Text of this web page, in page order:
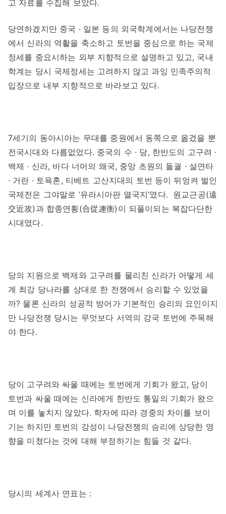
고 자료를 수집해 보았다.
당연하겠지만 중국 · 일본 등의 외국학계에서는 나당전쟁
에서 신라의 역활을 축소하고 토번을 중심으로 하는 국제
정세를 중요시하는 외부 지향적으로 설명하고 있고, 국내
학계는 당시 국제정세는 고려하지 않고 과잉 민족주의적
입장으로 내부 지향적으로 바라보고 있다.
7세기의 동아시아는 무대를 중원에서 동쪽으로 옮겼을 뿐
전국시대와 다름없었다. 중국의 수 · 당, 한반도의 고구려 ·
백제 · 신라, 바다 너머의 왜국, 중앙 초원의 돌궐 · 설연타
· 거란 · 토욕혼, 티베트 고산지대의 토번 등이 뒤엉켜 벌인
국제전은 그야말로 ‘유라시아판 열국지’였다. 원교근공(遠
交近攻)과 합종연횡(合從連衡)이 되풀이되는 복잡다단한
시대였다.
당의 지원으로 백제와 고구려를 물리친 신라가 어떻게 세
계 최강 당나라를 상대로 한 전쟁에서 승리할 수 있었을
까? 물론 신라의 성공적 방어가 기본적인 승리의 요인이지
만 나당전쟁 당시는 무엇보다 서역의 강국 토번에 주목해
야 한다.
당이 고구려와 싸울 때에는 토번에게 기회가 왔고, 당이
토번과 싸울 때에는 신라에게 한반도 통일의 기회가 왔으
며 이를 놓치지 않았다. 학자에 따라 경중의 차이를 보이
기는 하지만 토번의 강성이 나당전쟁의 승리에 상당한 영
향을 미쳤다는 것에 대해 부정하기는 힘들 것 같다.
당시의 세계사 연표는 :